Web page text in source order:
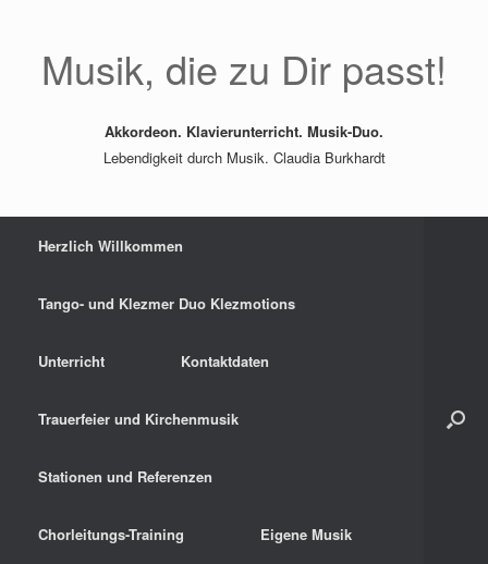
Musik, die zu Dir passt!
Akkordeon. Klavierunterricht. Musik-Duo.
Lebendigkeit durch Musik. Claudia Burkhardt
Herzlich Willkommen
Tango- und Klezmer Duo Klezmotions
Unterricht Kontaktdaten
Trauerfeier und Kirchenmusik
Stationen und Referenzen
Chorleitungs-Training Eigene Musik